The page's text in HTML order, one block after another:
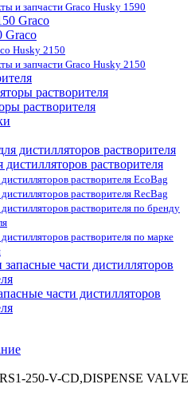
и запчасти Graco Husky 1590
Graco
Husky 2150
и запчасти Graco Husky 2150
растворителя
растворителя
растворителя EcoBag
растворителя RecBag
растворителя по бренду
растворителя по марке
части дистилляторов
250-V-CD,DISPENSE VALVE